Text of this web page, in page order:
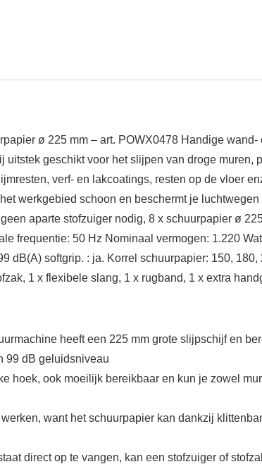
ø 225 mm – art. POWX0478 Handige
geschikt voor het slijpen van droge
verf- en lakcoatings, resten op de vloer
werkgebied schoon en beschermt je
aparte stofzuiger nodig, 8 x schuurpapier ø
frequentie: 50 Hz Nominaal vermogen: 1.220
softgrip. : ja. Korrel schuurpapier: 150,
1 x flexibele slang, 1 x rugband, 1 x extra
heeft een 225 mm grote slijpschijf en
99 dB geluidsniveau
hoek, ook moeilijk bereikbaar en kun je zowel
want het schuurpapier kan dankzij
direct op te vangen, kan een stofzuiger of